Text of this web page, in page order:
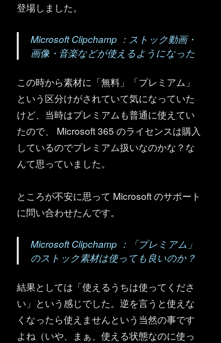
登場しました。
Microsoft Clipchamp ：ストック動画・
画像・音楽などが使えるようになった
この時から素材に「無料」「プレミアム」
という区分けがされていて気になっていた
けど、当時はプレミアムも普通に使えてい
たので、 Microsoft 365 のライセンスは購入
しているのでプレミアム扱いなのかな？な
んて思っていました。
ところが不安に思って Microsoft のサポート
に問い合わせたんです。
Microsoft Clipchamp ：「プレミアム」
のストック素材は使っても良いのか？
結果としては「使えるうちは使ってくださ
い」という感じでした。逆を言うと使えな
くなったら使えませんという当然の事です
よね（いや、まぁ、使える状態なのに使っ